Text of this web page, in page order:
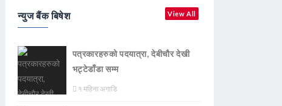
न्युज बैंक बिषेश View All
पत्रकारहरुको पदयात्रा, देबीचौर देखी
भट्टेडाँडा सम्म
१ महिना अगाडि